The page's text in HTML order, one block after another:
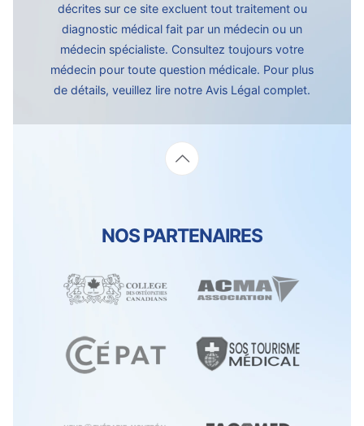
décrites sur ce site excluent tout traitement ou
diagnostic médical fait par un médecin ou un
médecin spécialiste. Consultez toujours votre
médecin pour toute question médicale. Pour plus
de détails, veuillez lire notre Avis Légal complet.
NOS PARTENAIRES